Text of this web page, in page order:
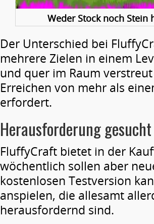
Weder Stock noch Stein
Der Unterschied bei
mehrere Zielen in einem
und quer im Raum
Erreichen von mehr als
erfordert.
Herausforderung gesucht
FluffyCraft bietet in der
wöchentlich sollen aber
kostenlosen Testversion
anspielen, die allesamt
herausfordernd sind.